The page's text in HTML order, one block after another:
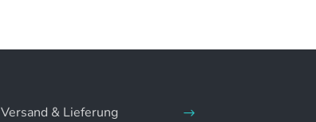
Versand & Lieferung